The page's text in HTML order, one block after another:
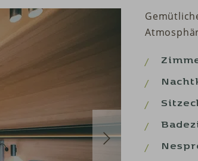
next